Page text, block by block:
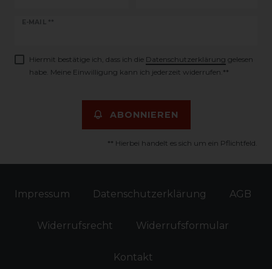
E-MAIL **
Newsletter
Hiermit bestätige ich, dass ich die Daten­schutz­erklärung gelesen
habe. Meine Einwilligung kann ich jederzeit widerrufen.**
ABONNIEREN
** Hierbei handelt es sich um ein Pflichtfeld.
Impressum Daten­schutz­erklärung AGB
Widerrufs­recht Widerrufs­formular
Kontakt